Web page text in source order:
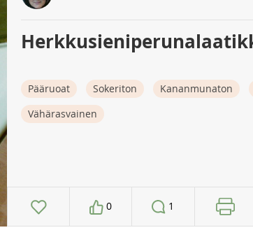
Pääruoat Sokeriton Kananmunaton
Vähärasvainen
0 1